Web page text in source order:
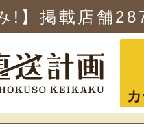
!】掲載店舗